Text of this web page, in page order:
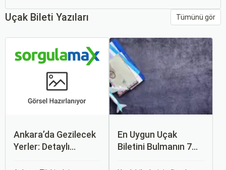
Uçak Bileti Yazıları Tümünü gör
Ankara’da Gezilecek
Yerler: Detaylı
En Uygun Uçak
Biletini Bulmanın 7